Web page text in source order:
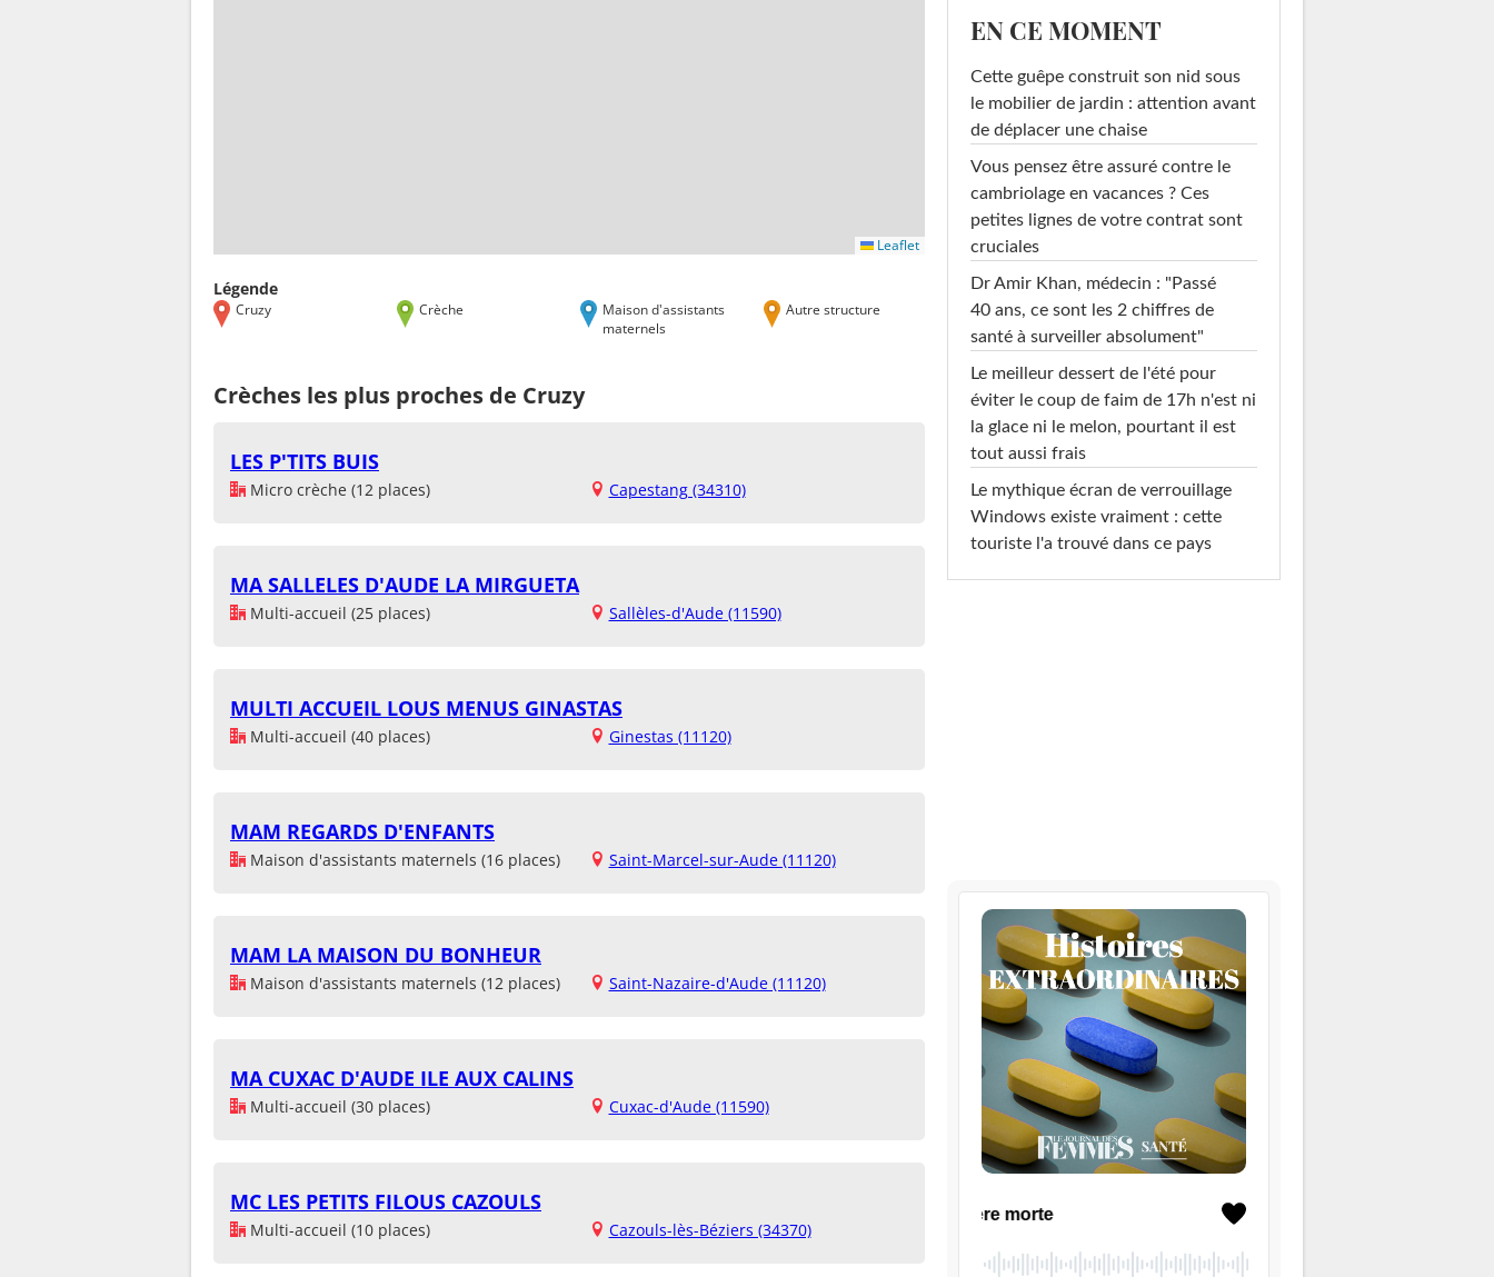
Leaflet
Légende
Cruzy Crèche
Maison d'assistants
maternels
Autre structure
Crèches les plus proches de Cruzy
LES P'TITS BUIS
Micro crèche (12 places) Capestang (34310)
MA SALLELES D'AUDE LA MIRGUETA
Multi-accueil (25 places) Sallèles-d'Aude (11590)
MULTI ACCUEIL LOUS MENUS GINASTAS
Multi-accueil (40 places) Ginestas (11120)
MAM REGARDS D'ENFANTS
Maison d'assistants maternels (16 places) Saint-Marcel-sur-Aude (11120)
MAM LA MAISON DU BONHEUR
Maison d'assistants maternels (12 places) Saint-Nazaire-d'Aude (11120)
MA CUXAC D'AUDE ILE AUX CALINS
Multi-accueil (30 places) Cuxac-d'Aude (11590)
MC LES PETITS FILOUS CAZOULS
Multi-accueil (10 places) Cazouls-lès-Béziers (34370)
EN CE MOMENT
Cette guêpe construit son nid sous
le mobilier de jardin : attention avant
de déplacer une chaise
Vous pensez être assuré contre le
cambriolage en vacances ? Ces
petites lignes de votre contrat sont
cruciales
Dr Amir Khan, médecin : "Passé
40 ans, ce sont les 2 chiffres de
santé à surveiller absolument"
Le meilleur dessert de l'été pour
éviter le coup de faim de 17h n'est ni
la glace ni le melon, pourtant il est
tout aussi frais
Le mythique écran de verrouillage
Windows existe vraiment : cette
touriste l'a trouvé dans ce pays